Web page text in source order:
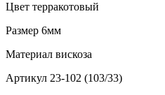
Цвет терракотовый
Размер 6мм
Материал вискоза
Артикул 23-102 (103/33)